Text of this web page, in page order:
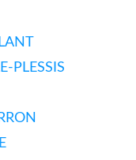
PLESSIS